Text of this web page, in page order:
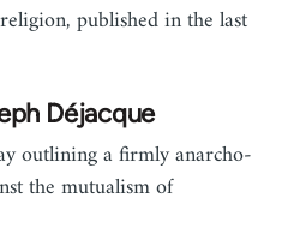
published in the last
Déjacque
outlining a firmly anarcho-
the mutualism of